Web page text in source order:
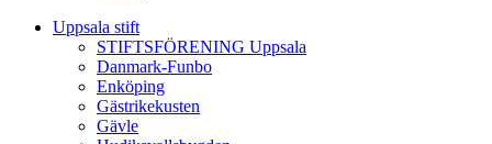
Uppsala stift
STIFTSFÖRENING Uppsala
Danmark-Funbo
Enköping
Gästrikekusten
Gävle